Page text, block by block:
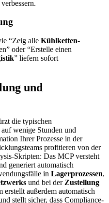
verbessern.
“Zeig alle Kühlketten-
oder “Erstelle einen
” liefern sofort
und
die typischen
wenige Stunden und
Ihrer Prozesse in der
profitieren von der
Skripten: Das MCP versteht
generiert automatisch
in Lagerprozessen,
und bei der Zustellung
erstellt außerdem automatisch
stellt sicher, dass Compliance-